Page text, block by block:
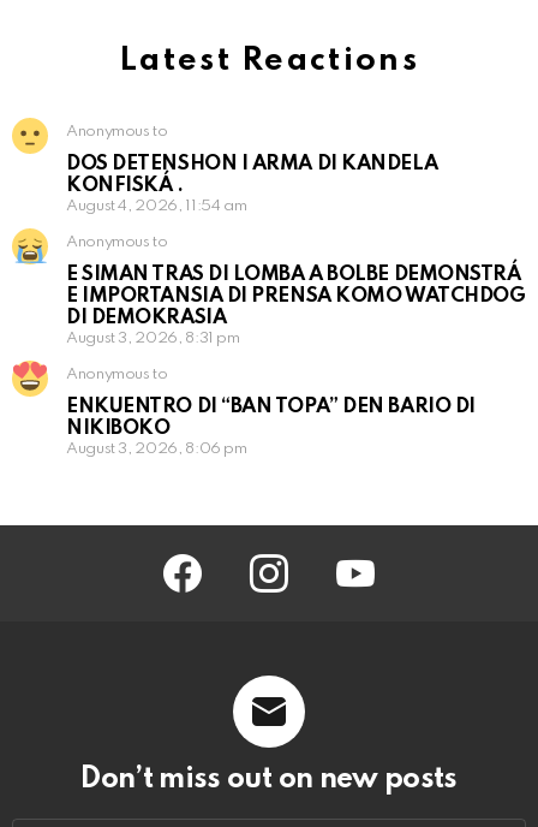
Latest Reactions
Anonymous to
DOS DETENSHON I ARMA DI KANDELA
KONFISKÁ .
August 4, 2026, 11:54 am
Anonymous to
E SIMAN TRAS DI LOMBA A BOLBE DEMONSTRÁ
E IMPORTANSIA DI PRENSA KOMO WATCHDOG
DI DEMOKRASIA
August 3, 2026, 8:31 pm
Anonymous to
ENKUENTRO DI “BAN TOPA” DEN BARIO DI
NIKIBOKO
August 3, 2026, 8:06 pm
facebook instagram youtube
Don’t miss out on new posts